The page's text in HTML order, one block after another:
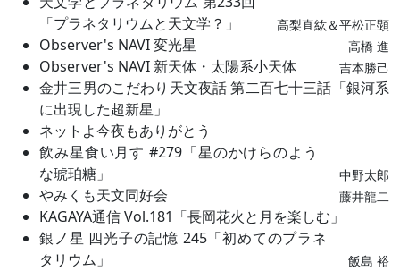
「プラネタリウムと天文学？」
高梨直紘＆平松正顕
Observer's NAVI 変光星 高橋 進
Observer's NAVI 新天体・太陽系小天体 吉本勝己
金井三男のこだわり天文夜話 第二百七十三話「銀河系
に出現した超新星」
ネットよ今夜もありがとう
飲み星食い月す #279「星のかけらのよう
な琥珀糖」
中野太郎
やみくも天文同好会 藤井龍二
KAGAYA通信 Vol.181「長岡花火と月を楽しむ」
銀ノ星 四光子の記憶 245「初めてのプラネ
タリウム」
飯島 裕